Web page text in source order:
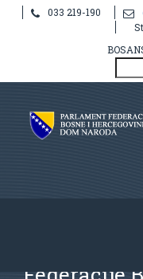
033 219-190
Doma